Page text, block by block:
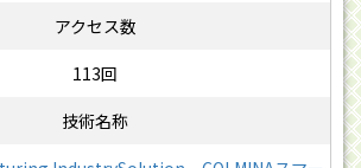
113回